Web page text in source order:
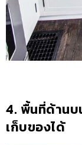
4. พื้นที่ด้านบ
เก็บของได้